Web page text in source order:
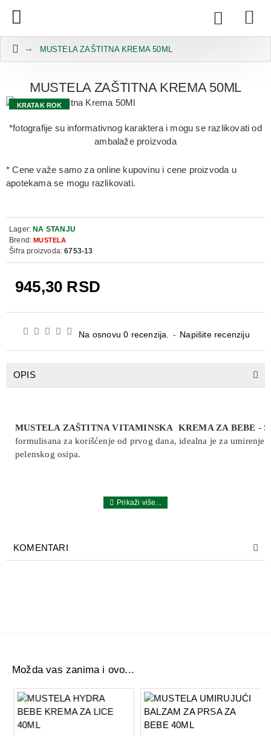
MUSTELA ZAŠTITNA KREMA 50ML
MUSTELA ZAŠTITNA KREMA 50ML
KRATAK ROK
-50% U KORPI
*fotografije su informativnog karaktera i mogu se razlikovati od
ambalaže proizvoda
* Cene važe samo za online kupovinu i cene proizvoda u
apotekama se mogu razlikovati.
Na osnovu 0 recenzija. - Napišite recenziju
945,30 RSD
Lager: NA STANJU
Brend: MUSTELA
Šifra proizvoda: 6753-13
OPIS
MUSTELA ZAŠTITNA VITAMINSKA KREMA ZA BEBE -
formulisana za korišćenje od prvog dana, idealna je za umirenje
pelenskog osipa.
KOMENTARI
Možda vas zanima i ovo...